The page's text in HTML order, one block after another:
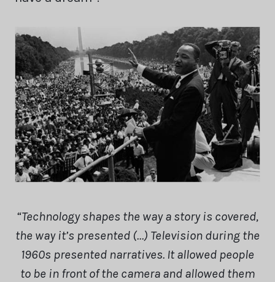
“Technology shapes the way a story is covered,
the way it’s presented (…) Television during the
1960s presented narratives. It allowed people
to be in front of the camera and allowed them